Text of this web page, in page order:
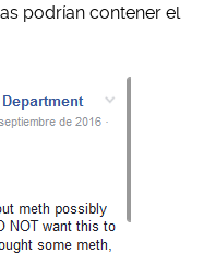
podrían contener el